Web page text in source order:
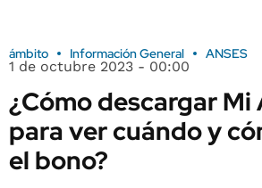
ámbito Información General ANSES
1 de octubre 2023 - 00:00
¿Cómo descargar Mi
para ver cuándo y
el bono?